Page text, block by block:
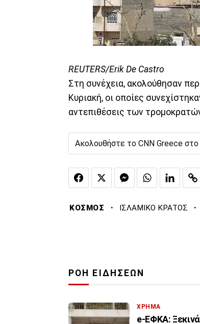
REUTERS/Erik De Castro
Στη συνέχεια, ακολούθησαν
Κυριακή, οι οποίες
αντεπιθέσεις των
Ακολουθήστε το CNN Greece
ΚΟΣΜΟΣ · ΙΣΛΑΜΙΚΟ ΚΡΑΤΟΣ ·
ΡΟΗ ΕΙΔΗΣΕΩΝ
ΧΡΗΜΑ
e-ΕΦΚΑ: